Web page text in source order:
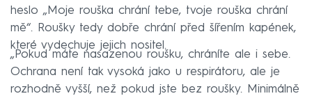
heslo „Moje rouška chrání tebe, tvoje rouška chrání
mě“. Roušky tedy dobře chrání před šířením kapének,
které vydechuje jejich nositel.
„Pokud máte nasazenou roušku, chráníte ale i sebe.
Ochrana není tak vysoká jako u respirátoru, ale je
rozhodně vyšší, než pokud jste bez roušky. Minimálně